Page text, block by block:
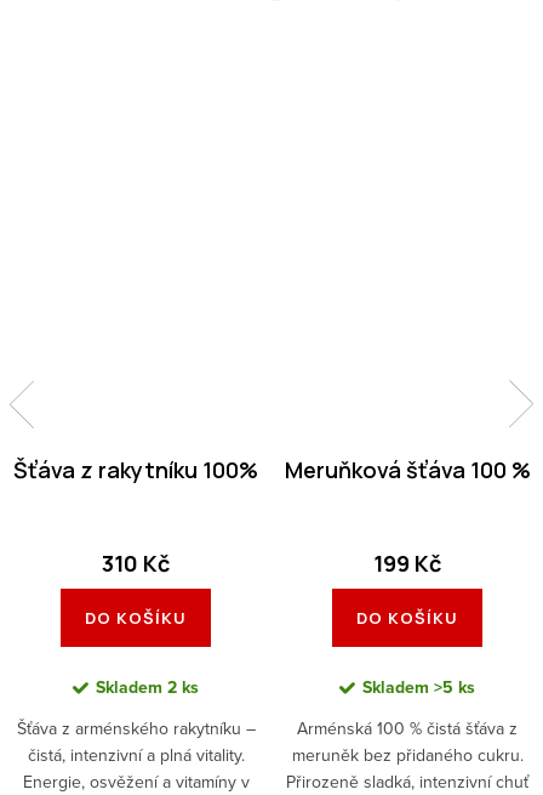
Šťáva z rakytníku 100%
310 Kč
DO KOŠÍKU
Skladem 2 ks
Šťáva z arménského rakytníku –
čistá, intenzivní a plná vitality.
Energie, osvěžení a vitamíny v
Meruňková šťáva 100 %
199 Kč
DO KOŠÍKU
Skladem >5 ks
Arménská 100 % čistá šťáva z
meruněk bez přidaného cukru.
Přirozeně sladká, intenzivní chuť